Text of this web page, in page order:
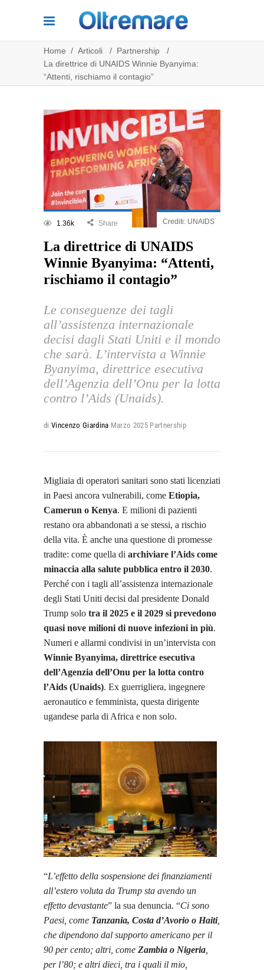
Home / Articoli / Partnership
/
La direttrice di UNAIDS Winnie Byanyima:
“Attenti, rischiamo il contagio”
1.36k Share Crediti: UNAIDS
La direttrice di UNAIDS
Winnie Byanyima: “Attenti,
rischiamo il contagio”
Le conseguenze dei tagli
all’assistenza internazionale
decisi dagli Stati Uniti e il mondo
che sarà. L’intervista a Winnie
Byanyima, direttrice esecutiva
dell’Agenzia dell’Onu per la lotta
contro l’Aids (Unaids).
di Vincenzo Giardina Marzo 2025 Partnership
Migliaia di operatori sanitari sono stati licenziati
in Paesi ancora vulnerabili, come Etiopia,
Camerun o Kenya. E milioni di pazienti
restano ora abbandonati a se stessi, a rischio
della vita. È anche una questione di promesse
tradite: come quella di archiviare l’Aids come
minaccia alla salute pubblica entro il 2030.
Perché con i tagli all’assistenza internazionale
degli Stati Uniti decisi dal presidente Donald
Trump solo tra il 2025 e il 2029 si prevedono
quasi nove milioni di nuove infezioni in più.
Numeri e allarmi condivisi in un’intervista con
Winnie Byanyima, direttrice esecutiva
dell’Agenzia dell’Onu per la lotta contro
l’Aids (Unaids). Ex guerrigliera, ingegnere
aeronautico e femminista, questa dirigente
ugandese parla di Africa e non solo.
“L’effetto della sospensione dei finanziamenti
all’estero voluta da Trump sta avendo un
effetto devastante” la sua denuncia. “Ci sono
Paesi, come Tanzania, Costa d’Avorio o Haiti,
che dipendono dal supporto americano per il
90 per cento; altri, come Zambia o Nigeria
per l’80; e altri dieci, tra i quali il mio,